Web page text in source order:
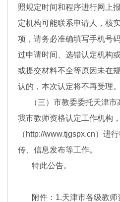
照规定时间和程序进行网上
定机构可能联系申请人，核
项，请务必准确填写手机号
过申请时间、选错认定机构
或提交材料不全等原因未在
认的，本次认定将不再受理。
（三）市教委委托天津市
我市教师资格认定工作机构
（http://www.tjgspx.cn）进
传、信息发布等工作。
特此公告。
附件：1.天津市各级教师